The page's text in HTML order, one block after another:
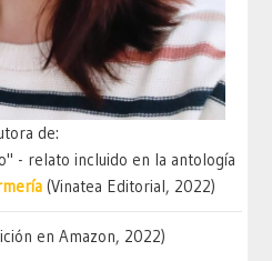
de:
- relato incluido en la antología
(Vinatea Editorial, 2022)
en Amazon, 2022)